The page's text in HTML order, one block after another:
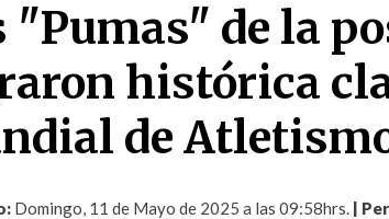
"Pumas" de la
histórica
de
Domingo, 11 de Mayo de 2025 a las 09:58hrs. |